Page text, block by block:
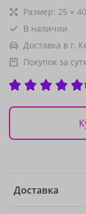
Размер: 25 × 40
В наличии
Доставка в г.
Покупок за
Доставка